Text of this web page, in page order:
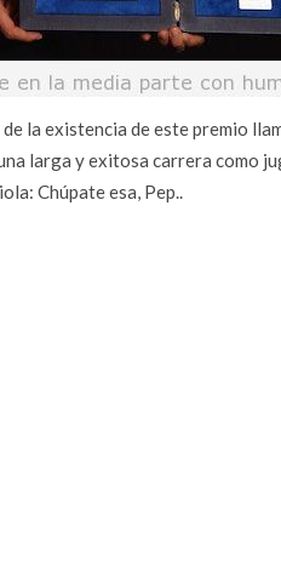
la existencia de este premio
larga y exitosa carrera como
Chúpate esa, Pep..